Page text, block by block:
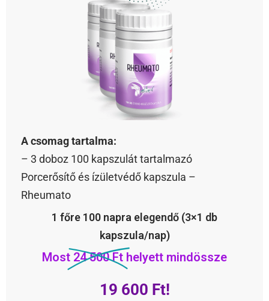
A csomag tartalma:
– 3 doboz 100 kapszulát tartalmazó
Porcerősítő és ízületvédő kapszula –
Rheumato
1 főre 100 napra elegendő (3×1 db
kapszula/nap)
Most 24 500 Ft helyett mindössze
19 600 Ft!